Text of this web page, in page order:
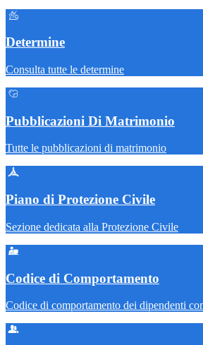
Determine
Consulta tutte le determine
Pubblicazioni Di Matrimonio
Tutte le pubblicazioni di matrimonio
Piano di Protezione Civile
Sezione dedicata alla Protezione Civile
Codice di Comportamento
Codice di comportamento dei dipendenti